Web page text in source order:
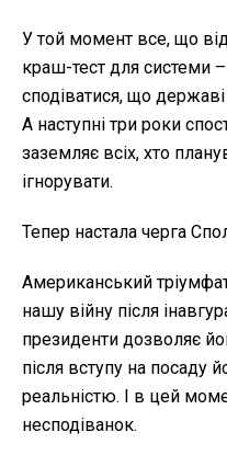
У той момент все, що
краш-тест для системи
сподіватися, що державі
А наступні три роки
заземляє всіх, хто
ігнорувати.
Тепер настала черга
Американський
нашу війну після
президенти дозволяє
після вступу на посаду
реальністю. І в цей
несподіванок.